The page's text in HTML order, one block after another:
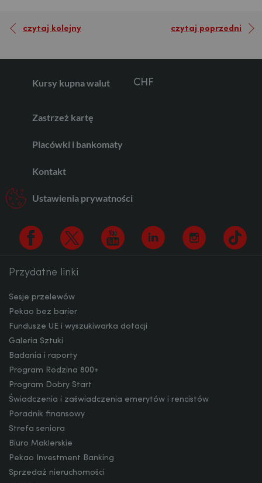
czytaj kolejny czytaj poprzedni
Kursy kupna walut
CHF
CAD
DKK
Zastrzeż kartę
Placówki i bankomaty
Kontakt
Ustawienia prywatności
FacebookTwitter
Przydatne linki
Sesje przelewów
Pekao bez barier
Fundusze UE i wyszukiwarka dotacji
Galeria Sztuki
Badania i raporty
Program Rodzina 800+
Program Dobry Start
Świadczenia i zaświadczenia emerytów i rencistów
Poradnik finansowy
Strefa seniora
Biuro Maklerskie
Pekao Investment Banking
Sprzedaż nieruchomości